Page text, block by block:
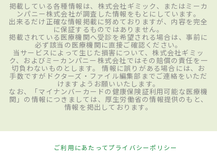
掲載している各種情報は、株式会社ギミック、またはミーカ
ンパニー株式会社が調査した情報をもとにしています。
出来るだけ正確な情報掲載に努めておりますが、内容を完全
に保証するものではありません。
掲載されている医療機関へ受診を希望される場合は、事前に
必ず該当の医療機関に直接ご確認ください。
当サービスによって生じた損害について、株式会社ギミッ
ク、およびミーカンパニー株式会社ではその賠償の責任を一
切負わないものとします。 情報に誤りがある場合には、お
手数ですがドクターズ・ファイル編集部までご連絡をいただ
けますようお願いいたします。
なお、「マイナンバーカードの健康保険証利用可能な医療機
関」の情報につきましては、厚生労働省の情報提供のもと、
情報を掲出しております。
ご利用にあたってプライバシーポリシー